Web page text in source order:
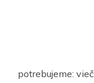
potrebujeme: